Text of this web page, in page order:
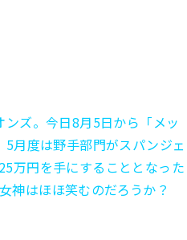
ズ。今日8月5日から「メッ
月度は野手部門がスパンジェ
万円を手にすることとなった
神はほほ笑むのだろうか？